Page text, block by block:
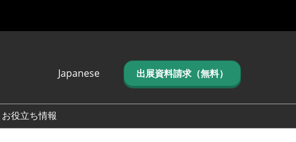
Japanese
English
简体中文
出展資料請求（無料）
お役立ち情報